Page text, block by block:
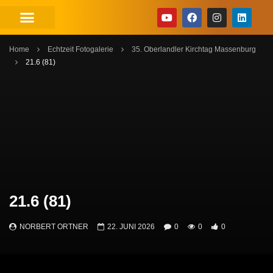
Home Echtzeit Fotogalerie
35. Oberlandler Kirchtag Massenburg
21.6 (81)
21.6 (81)
NORBERT ORTNER 22. JUNI 2026 0 0 0